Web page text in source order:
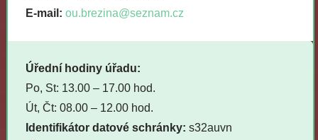
E-mail: ou.brezina@seznam.cz
Úřední hodiny úřadu:
Po, St: 13.00 – 17.00 hod.
Út, Čt: 08.00 – 12.00 hod.
Identifikátor datové schránky: s32auvn